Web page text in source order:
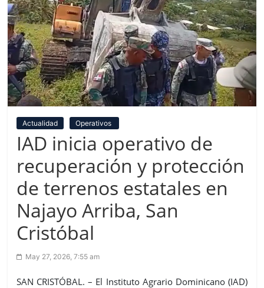
Actualidad Operativos
IAD inicia operativo de
recuperación y protección
de terrenos estatales en
Najayo Arriba, San
Cristóbal
May 27, 2026, 7:55 am
SAN CRISTÓBAL. – El Instituto Agrario Dominicano (IAD)